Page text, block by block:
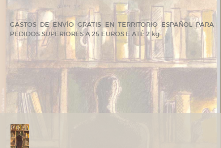
GASTOS DE ENVÍO GRATIS EN TERRITORIO ESPAÑOL PARA
PEDIDOS SUPERIORES A 25 EUROS E ATÉ 2 kg